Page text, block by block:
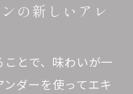
ーメンのおいし
メンの作り方
レシピ
の新しいアレ
とで、味わいが一
ダーを使ってエキ